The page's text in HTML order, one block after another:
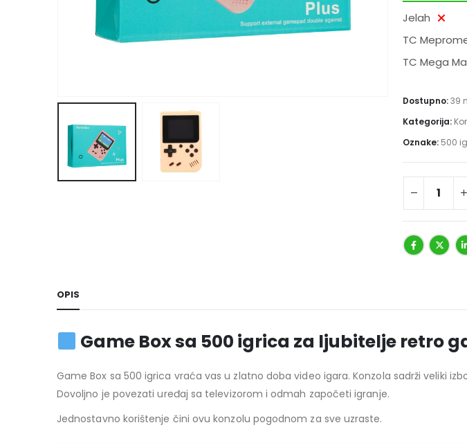
Jelah
TC
TC Mega
Dostupno:39
Kategorija:
Oznake: 500
OPIS
Game Box sa 500 igrica za ljubitelje retro
Game Box sa 500 igrica vraća vas u zlatno doba video igara. Konzola sadrži veliki
Dovoljno je povezati uređaj sa televizorom i odmah započeti igranje.
Jednostavno korištenje čini ovu konzolu pogodnom za sve uzraste.